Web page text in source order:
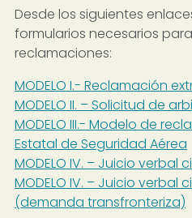
Desde los siguientes
formularios necesarios
reclamaciones:
MODELO I.- Reclamación
MODELO II. – Solicitud de
MODELO III.- Modelo de
Estatal de Seguridad Aérea
MODELO IV. – Juicio verbal
MODELO IV. – Juicio verbal
(demanda transfronteriza)